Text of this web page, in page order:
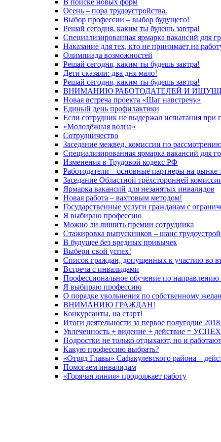
В поиске новых форм
Осень – пора трудоустройства.
Выбор профессии – выбор будущего!
Решай сегодня, каким ты будешь завтра!
Специализированная ярмарка вакансий для
Наказание для тех, кто не принимает на
Олимпиада возможностей
Решай сегодня, каким ты будешь завтра!
Дети сказали: два дня мало!
Решай сегодня, каким ты будешь завтра!
ВНИМАНИЮ РАБОТОДАТЕЛЕЙ И
Новая встреча проекта «Шаг навстречу»
Единый день профилактики
Если сотрудник не выдержал испытания при
«Молодёжная волна»
Сотрудничество
Заседание межвед. комиссии по
Специализированная ярмарка вакансий для
Изменения в Трудовой кодекс РФ
Работодатели – основные партнеры на рынке
Заседание Областной трёхсторонней
Ярмарка вакансий для незанятых инвалидов
Новая работа – вахтовым методом!
Государственные услуги гражданам с
Я выбираю профессию
Можно ли лишить премии сотрудника
Стажировка выпускников – шанс
В будущее без вредных привычек
Выбери свой успех!
Список граждан, допущенных к участию во
Встреча с инвалидами
Профессиональное обучение по направлению
Я выбираю профессию
О порядке увольнения по собственному
ВНИМАНИЮ ГРАЖДАН!
Конкурсанты, на старт!
Итоги деятельности за первое полугодие
Увлеченность + видение + действие =
Подростки не только отдыхают, но и работают
Какую профессию выбрать?
«Отряд Главы» Сафакулевского района –
Помогаем инвалидам
«Горячая линия» продолжает работу